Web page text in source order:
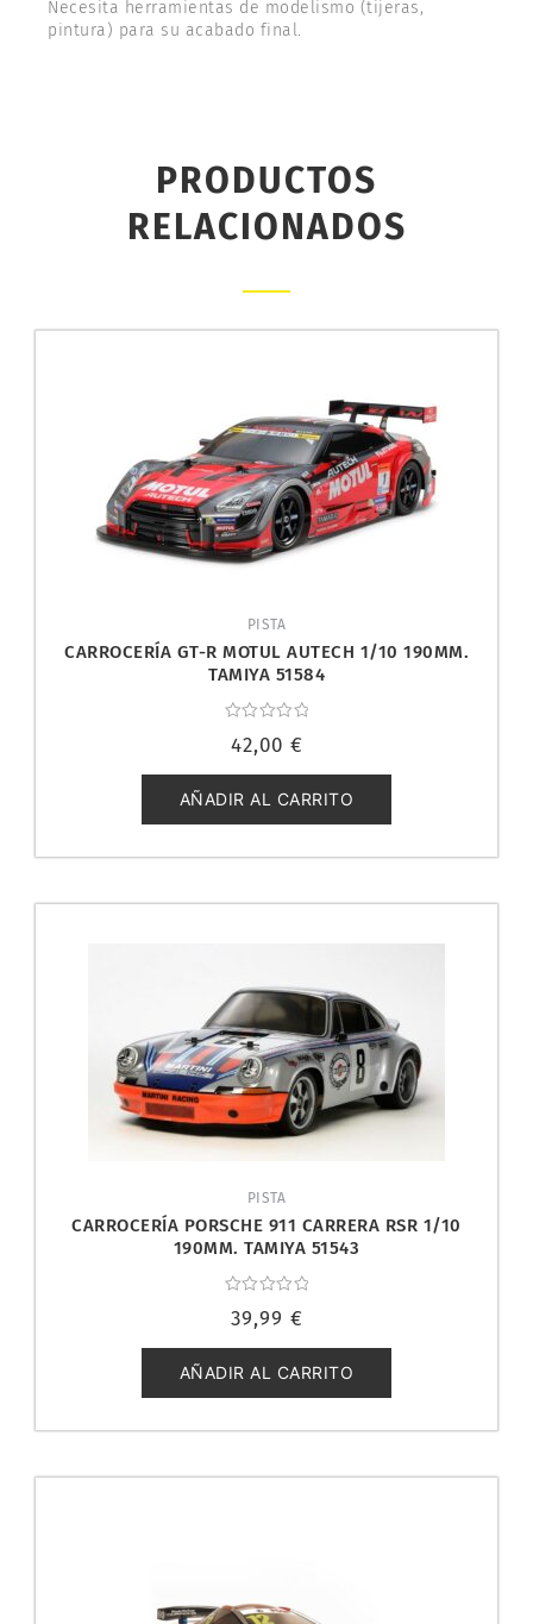
Necesita herramientas de modelismo (tijeras,
pintura) para su acabado final.
PRODUCTOS
RELACIONADOS
PISTA
CARROCERÍA GT-R MOTUL AUTECH 1/10 190MM.
TAMIYA 51584
con
de
5
42,00 €
AÑADIR AL CARRITO
PISTA
CARROCERÍA PORSCHE 911 CARRERA RSR 1/10
190MM. TAMIYA 51543
con
de
5
39,99 €
AÑADIR AL CARRITO